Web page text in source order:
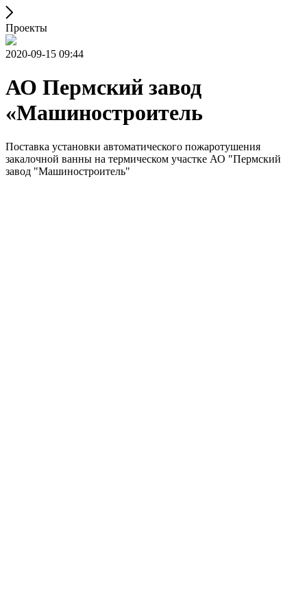
Проекты
2020-09-15 09:44
АО Пермский завод
«Машиностроитель
Поставка установки автоматического пожаротушения
закалочной ванны на термическом участке АО "Пермский
завод "Машиностроитель"